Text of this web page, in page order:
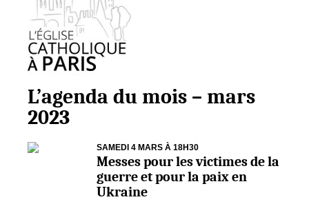
L’agenda du mois – mars
2023
SAMEDI 4 MARS À 18H30
Messes pour les victimes de la
guerre et pour la paix en
Ukraine